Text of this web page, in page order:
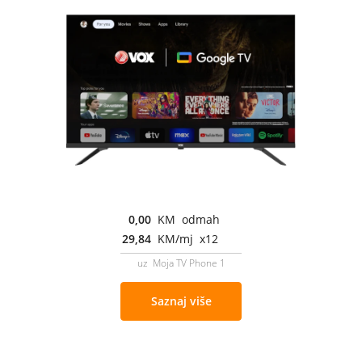
0,00 KM odmah
29,84 KM/mj x12
uz Moja TV Phone 1
Saznaj više